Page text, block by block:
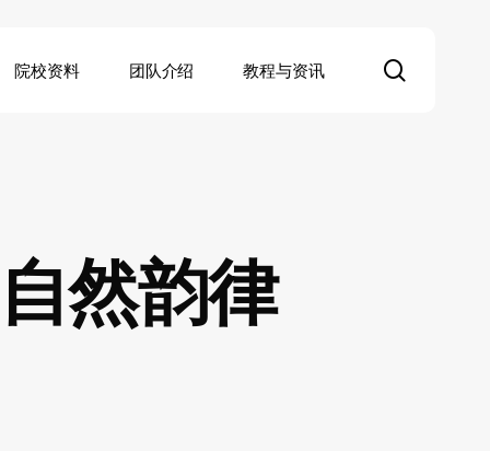
院校资料 团队介绍 教程与资讯
然韵律